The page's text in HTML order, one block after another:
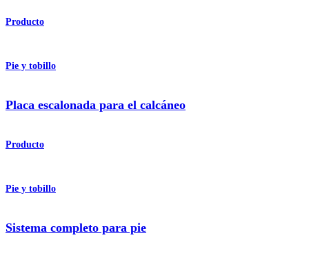
Producto
Pie y tobillo
Placa escalonada para el calcáneo
Producto
Pie y tobillo
Sistema completo para pie